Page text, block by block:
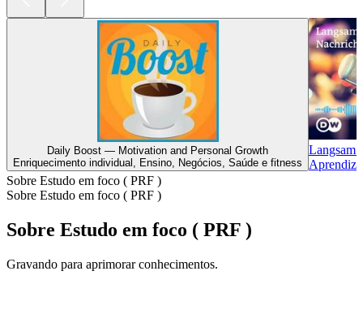
Daily Boost — Motivation and Personal Growth
Enriquecimento individual, Ensino, Negócios, Saúde e fitness
Langsam
Sobre Estudo em foco ( PRF )
Sobre Estudo em foco ( PRF )
Sobre Estudo em foco ( PRF )
Gravando para aprimorar conhecimentos.